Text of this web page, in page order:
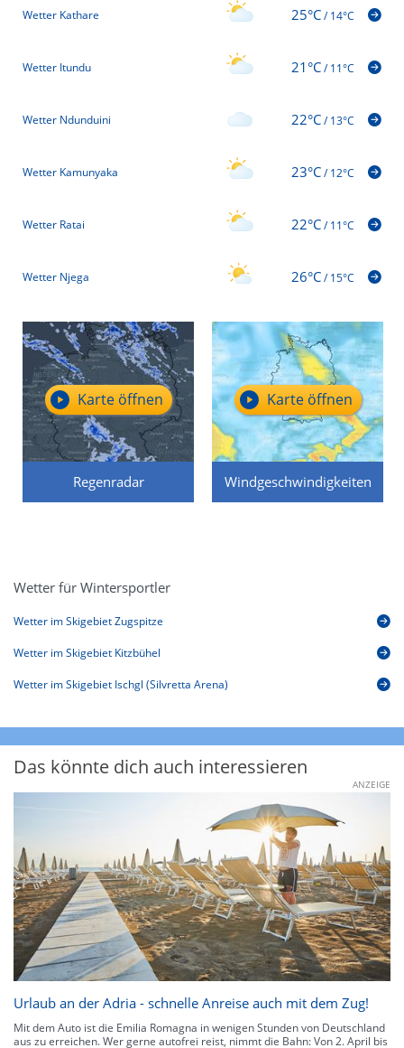
Wetter Kathare 25°C/14°C
Wetter Itundu 21°C/11°C
Wetter Ndunduini 22°C/13°C
Wetter Kamunyaka 23°C/12°C
Wetter Ratai 22°C/11°C
Wetter Njega 26°C/15°C
Regenradar
Karte öffnen
Windgeschwindigkeiten
Karte öffnen
Wetter für Wintersportler
Wetter im Skigebiet Zugspitze
Wetter im Skigebiet Kitzbühel
Wetter im Skigebiet Ischgl (Silvretta Arena)
Das könnte dich auch interessieren
ANZEIGE
Urlaub an der Adria - schnelle Anreise auch mit dem Zug!
Mit dem Auto ist die Emilia Romagna in wenigen Stunden von Deutschland
aus zu erreichen. Wer gerne autofrei reist, nimmt die Bahn: Von 2. April bis